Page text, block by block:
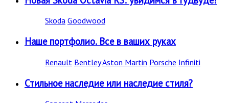
Skoda Goodwood
Наше портфолио. Все в ваших руках
Renault BentleyAston Martin Porsche Infiniti
Стильное наследие или наследие стиля?